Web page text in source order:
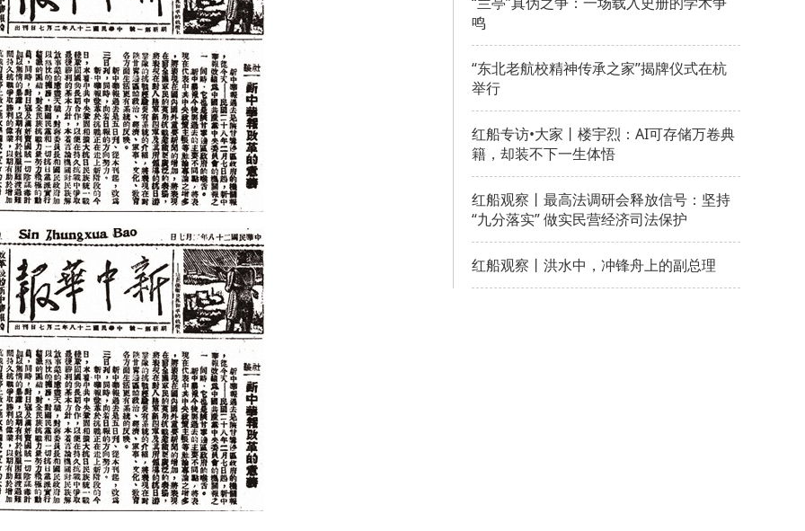
鸣
“东北老航校精神传承之家”揭牌仪式在杭
举行
红船专访•大家丨楼宇烈：AI可存储万卷典
籍，却装不下一生体悟
红船观察丨最高法调研会释放信号：坚持
“九分落实” 做实民营经济司法保护
红船观察丨洪水中，冲锋舟上的副总理